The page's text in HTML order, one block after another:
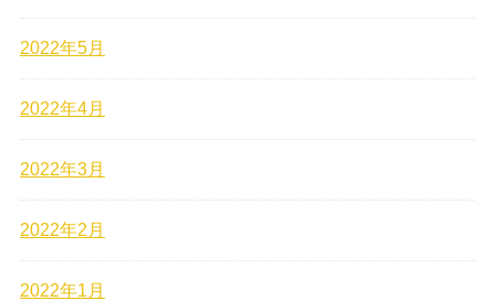
2022年5月
2022年4月
2022年3月
2022年2月
2022年1月